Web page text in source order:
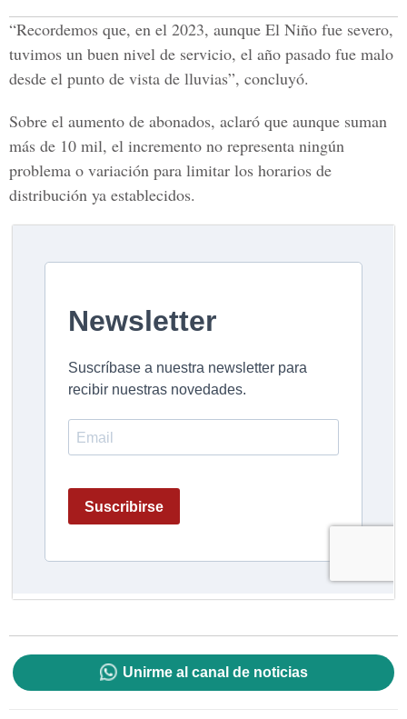
“Recordemos que, en el 2023, aunque El Niño fue severo,
tuvimos un buen nivel de servicio, el año pasado fue malo
desde el punto de vista de lluvias”, concluyó.
Sobre el aumento de abonados, aclaró que aunque suman
más de 10 mil, el incremento no representa ningún
problema o variación para limitar los horarios de
distribución ya establecidos.
Unirme al canal de noticias